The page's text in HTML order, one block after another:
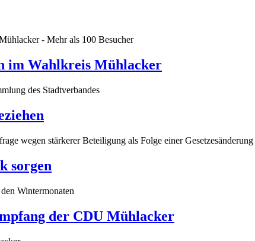
- Mehr als 100 Besucher
im Wahlkreis Mühlacker
des Stadtverbandes
wegen stärkerer Beteiligung als Folge einer Gesetzesänderung
sorgen
Wintermonaten
der CDU Mühlacker